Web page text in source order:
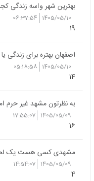
بهترین شهر واسه زندگی
1405/05/10
06:37:54
19
اصفهان بهتره برای زندگی
1405/05/10
05:18:58
14
به نظرتون مشهد غیر حرم
1405/05/09
17:55:07
16
مشهدی کسی هست یک
1405/05/09
14:54:07
4